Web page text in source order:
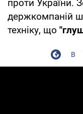
проти України.
держкомпаній
техніку, що